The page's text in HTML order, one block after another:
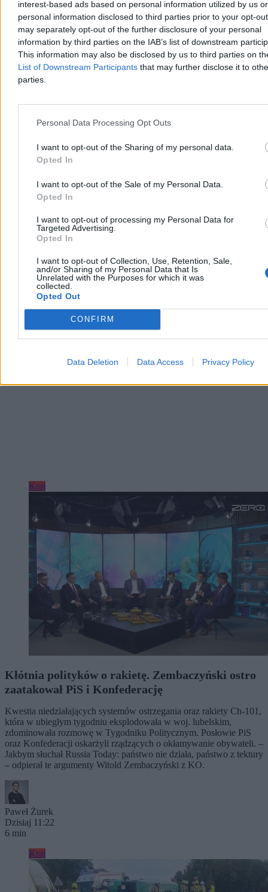
interest-based ads based on personal information utilized by us or
personal information disclosed to third parties prior to your opt-
may separately opt-out of the further disclosure of your personal
information by third parties on the IAB’s list of downstream
This information may also be disclosed by us to third parties on
List of Downstream Participants that may further disclose it to
parties.
Personal Data Processing Opt Outs
I want to opt-out of the Sharing of my personal data.
Opted In
I want to opt-out of the Sale of my Personal Data.
Opted In
I want to opt-out of processing my Personal Data for
Targeted Advertising.
Opted In
I want to opt-out of Collection, Use, Retention, Sale,
and/or Sharing of my Personal Data that Is
Unrelated with the Purposes for which it was
collected.
Opted Out
CONFIRM
Data Deletion Data Access Privacy Policy
Jednoznaczny wynik sondażu
Polski po 1989 r. był Aleksander Kwaśniewski – wynika z sondażu
przeprowadzonego dla Wirtualnej Polski. Najgorzej w badaniu
wypadł Lech Wałęsa i Wojciech Jaruzelski.
Paweł Żurek
Dzisiaj 12:42
3 min
Reklama
Kraj
Kłótnia polityków o rakietę. Zembaczyński ostro
zaatakował PiS i Konfederację
Kwestia niedziałających systemów ostrzegania oraz rakiety Ch-101,
która w ubiegłym tygodniu eksplodowała w woj. lubelskim,
zdominowała rozmowę w Tygodniku Politycznym. Posłowie PiS
oraz Konfederacji oskarżyli rządzących o okłamywanie obywateli. –
Jakbym słuchał Russia Today: państwo nie działa, państwo z tektury
– odpierał te argumenty Witold Zembaczyński z KO.
Paweł Żurek
Dzisiaj 11:22
6 min
Kraj